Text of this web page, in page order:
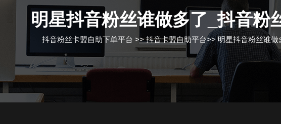
明星抖音粉丝谁做多了_抖音粉
抖音粉丝卡盟自助下单平台 >> 抖音卡盟自助平台>>明星抖音粉丝谁做